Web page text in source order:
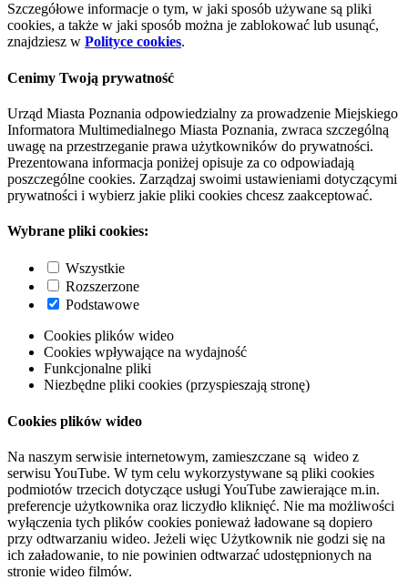
Szczegółowe informacje o tym, w jaki sposób używane są pliki
cookies, a także w jaki sposób można je zablokować lub usunąć,
znajdziesz w Polityce cookies.
Cenimy Twoją prywatność
Urząd Miasta Poznania odpowiedzialny za prowadzenie Miejskiego
Informatora Multimedialnego Miasta Poznania, zwraca szczególną
uwagę na przestrzeganie prawa użytkowników do prywatności.
Prezentowana informacja poniżej opisuje za co odpowiadają
poszczególne cookies. Zarządzaj swoimi ustawieniami dotyczącymi
prywatności i wybierz jakie pliki cookies chcesz zaakceptować.
Wybrane pliki cookies:
Wszystkie
Rozszerzone
Podstawowe
Cookies plików wideo
Cookies wpływające na wydajność
Funkcjonalne pliki
Niezbędne pliki cookies (przyspieszają stronę)
Cookies plików wideo
Na naszym serwisie internetowym, zamieszczane są wideo z
serwisu YouTube. W tym celu wykorzystywane są pliki cookies
podmiotów trzecich dotyczące usługi YouTube zawierające m.in.
preferencje użytkownika oraz liczydło kliknięć. Nie ma możliwości
wyłączenia tych plików cookies ponieważ ładowane są dopiero
przy odtwarzaniu wideo. Jeżeli więc Użytkownik nie godzi się na
ich załadowanie, to nie powinien odtwarzać udostępnionych na
stronie wideo filmów.